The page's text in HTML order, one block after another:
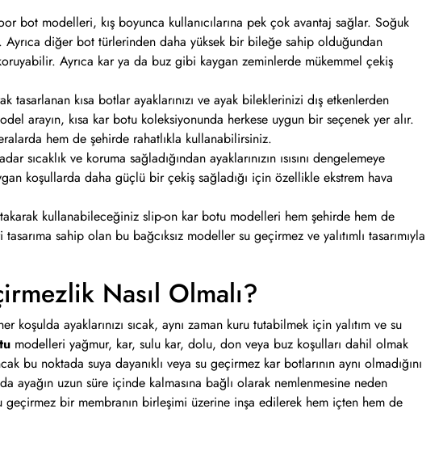
bot modelleri, kış boyunca kullanıcılarına pek çok avantaj sağlar. Soğuk
Ayrıca diğer bot türlerinden daha yüksek bir bileğe sahip olduğundan
Ayrıca kar ya da buz gibi kaygan zeminlerde mükemmel çekiş
tasarlanan kısa botlar ayaklarınızı ve ayak bileklerinizi dış etkenlerden
arayın, kısa kar botu koleksiyonunda herkese uygun bir seçenek yer alır.
hem de şehirde rahatlıkla kullanabilirsiniz.
sıcaklık ve koruma sağladığından ayaklarınızın ısısını dengelemeye
koşullarda daha güçlü bir çekiş sağladığı için özellikle ekstrem hava
kullanabileceğiniz slip-on kar botu modelleri hem şehirde hem de
tasarıma sahip olan bu bağcıksız modeller su geçirmez ve yalıtımlı tasarımıyla
Nasıl Olmalı?
koşulda ayaklarınızı sıcak, aynı zaman kuru tutabilmek için yalıtım ve su
modelleri yağmur, kar, sulu kar, dolu, don veya buz koşulları dahil olmak
bu noktada suya dayanıklı veya su geçirmez kar botlarının aynı olmadığını
uzun süre içinde kalmasına bağlı olarak nemlenmesine neden
geçirmez bir membranın birleşimi üzerine inşa edilerek hem içten hem de